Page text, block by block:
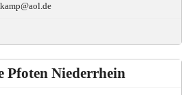
Pfoten Niederrhein